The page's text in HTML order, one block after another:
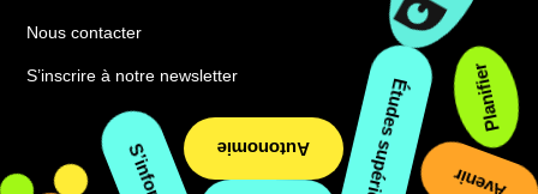
Nous contacter
S’inscrire à notre newsletter Planifier
Avenir
Études supérieures
Autonomie